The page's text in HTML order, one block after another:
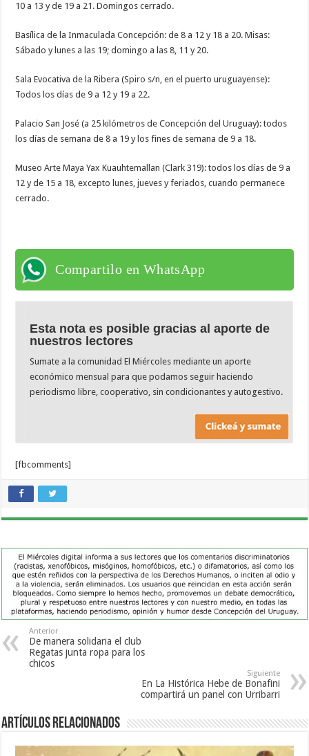
10 a 13 y de 19 a 21. Domingos cerrado.
Basílica de la Inmaculada Concepción: de 8 a 12 y 18 a 20. Misas:
Sábado y lunes a las 19; domingo a las 8, 11 y 20.
Sala Evocativa de la Ribera (Spiro s/n, en el puerto uruguayense):
Todos los días de 9 a 12 y 19 a 22.
Palacio San José (a 25 kilómetros de Concepción del Uruguay): todos
los días de semana de 8 a 19 y los fines de semana de 9 a 18.
Museo Arte Maya Yax Kuauhtemallan (Clark 319): todos los días de 9 a
12 y de 15 a 18, excepto lunes, jueves y feriados, cuando permanece
cerrado.
Compartilo en WhatsApp
Esta nota es posible gracias al aporte de
nuestros lectores
Sumate a la comunidad El Miércoles mediante un aporte
económico mensual para que podamos seguir haciendo
periodismo libre, cooperativo, sin condicionantes y autogestivo.
[fbcomments]
Anterior
De manera solidaria el club
Regatas junta ropa para los
chicos
Siguiente
En La Histórica Hebe de Bonafini
compartirá un panel con Urribarri
Artículos Relacionados